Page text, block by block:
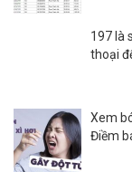
197 là
thoại
Xem
Điềm